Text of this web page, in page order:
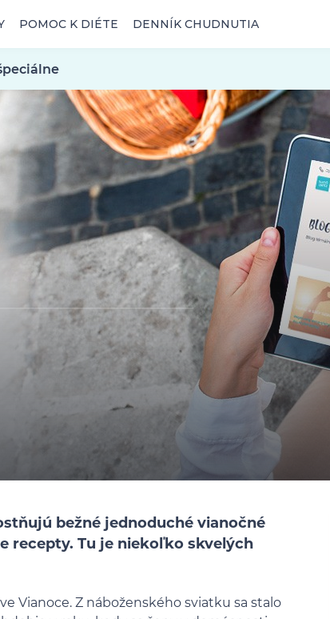
POMOC K DIÉTE DENNÍK CHUDNUTIA
bežné jednoduché vianočné
recepty. Tu je niekoľko skvelých
Vianoce. Z náboženského sviatku sa stalo